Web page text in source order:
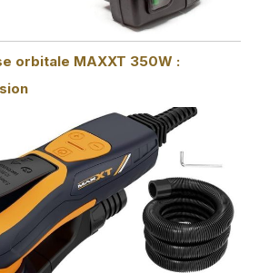
orbitale MAXXT 350W :